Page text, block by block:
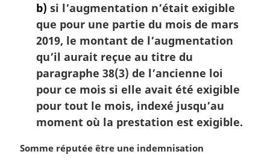
b) si l’augmentation n’était exigible
que pour une partie du mois de mars
2019, le montant de l’augmentation
qu’il aurait reçue au titre du
paragraphe 38(3) de l’ancienne loi
pour ce mois si elle avait été exigible
pour tout le mois, indexé jusqu’au
moment où la prestation est exigible.
N
Somme réputée être une indemnisation